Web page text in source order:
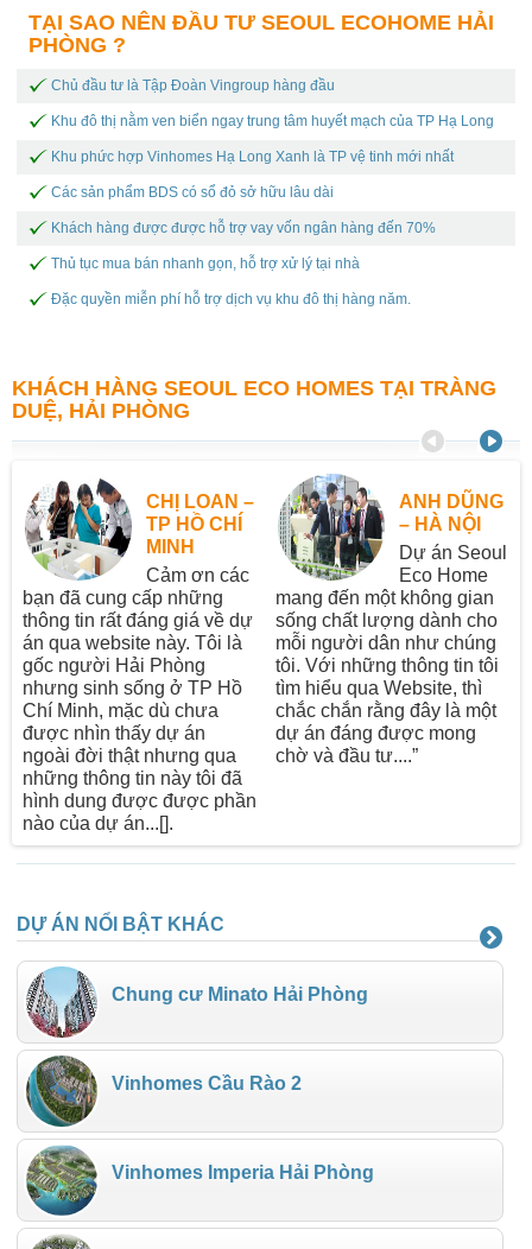
TẠI SAO NÊN ĐẦU TƯ SEOUL ECOHOME HẢI
PHÒNG ?
Chủ đầu tư là Tập Đoàn Vingroup hàng đầu
Khu đô thị nằm ven biển ngay trung tâm huyết mạch của TP Hạ Long
Khu phức hợp Vinhomes Hạ Long Xanh là TP vệ tinh mới nhất
Các sản phẩm BDS có sổ đỏ sở hữu lâu dài
Khách hàng được được hỗ trợ vay vốn ngân hàng đến 70%
Thủ tục mua bán nhanh gọn, hỗ trợ xử lý tại nhà
Đặc quyền miễn phí hỗ trợ dịch vụ khu đô thị hàng năm.
KHÁCH HÀNG SEOUL ECO HOMES TẠI TRÀNG
DUỆ, HẢI PHÒNG
CHỊ LOAN –
TP HỒ CHÍ
MINH
Cảm ơn các
bạn đã cung cấp những
thông tin rất đáng giá về dự
án qua website này. Tôi là
gốc người Hải Phòng
nhưng sinh sống ở TP Hồ
Chí Minh, mặc dù chưa
được nhìn thấy dự án
ngoài đời thật nhưng qua
những thông tin này tôi đã
hình dung được được phần
nào của dự án...[].
ANH DŨNG
– HÀ NỘI
Dự án Seoul
Eco Home
mang đến một không gian
sống chất lượng dành cho
mỗi người dân như chúng
tôi. Với những thông tin tôi
tìm hiểu qua Website, thì
chắc chắn rằng đây là một
dự án đáng được mong
chờ và đầu tư....”
DỰ ÁN NỔI BẬT KHÁC
Chung cư Minato Hải Phòng
Vinhomes Cầu Rào 2
Vinhomes Imperia Hải Phòng